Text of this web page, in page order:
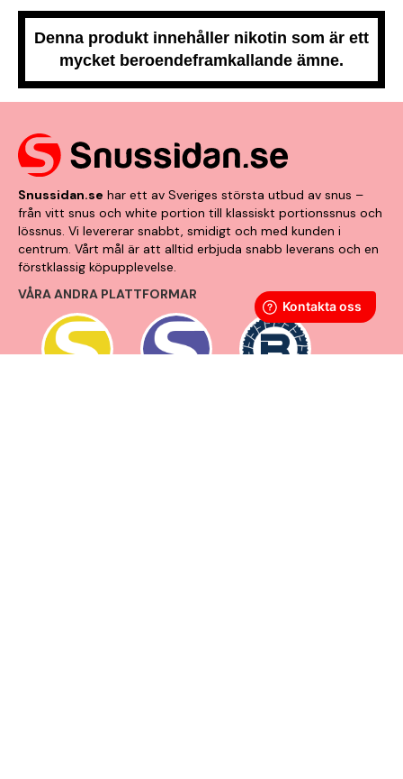
Denna produkt innehåller nikotin som är ett
mycket beroendeframkallande ämne.
Snussidan.se har ett av Sveriges största utbud av snus –
från vitt snus och white portion till klassiskt portionssnus och
lössnus. Vi levererar snabbt, smidigt och med kunden i
centrum. Vårt mål är att alltid erbjuda snabb leverans och en
förstklassig köpupplevelse.
VÅRA ANDRA PLATTFORMAR